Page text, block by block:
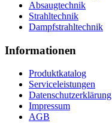
Absaugtechnik
Strahltechnik
Dampfstrahltechnik
Informationen
Produktkatalog
Serviceleistungen
Datenschutzerklärung
Impressum
AGB